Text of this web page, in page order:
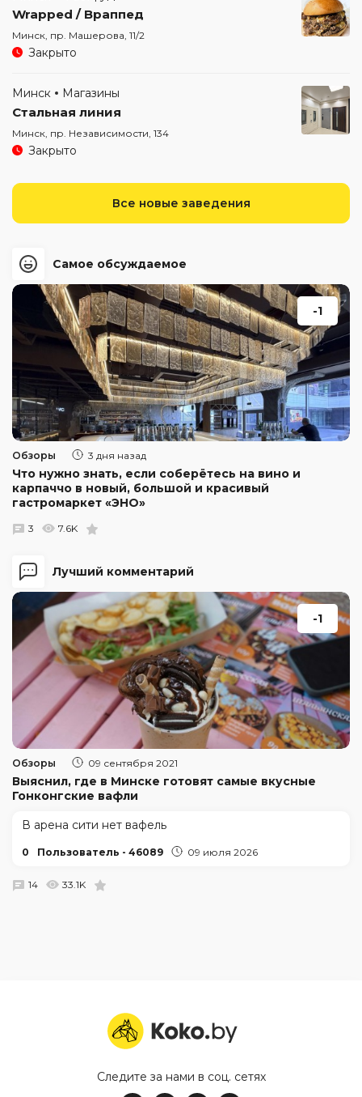
Wrapped / Враппед
Минск, пр. Машерова, 11/2
Закрыто
Минск Магазины
Стальная линия
Минск, пр. Независимости, 134
Закрыто
Все новые заведения
Лучший комментарий
-1
Обзоры 09 сентября 2021
Выяснил, где в Минске готовят самые вкусные
Гонконгские вафли
В арена сити нет вафель
0 Пользователь - 46089 09 июля 2026
14 33.1K
Самое обсуждаемое
-1
Обзоры 3 дня назад
Что нужно знать, если соберётесь на вино и
карпаччо в новый, большой и красивый
гастромаркет «ЭНО»
3 7.6K
Следите за нами в соц. сетях